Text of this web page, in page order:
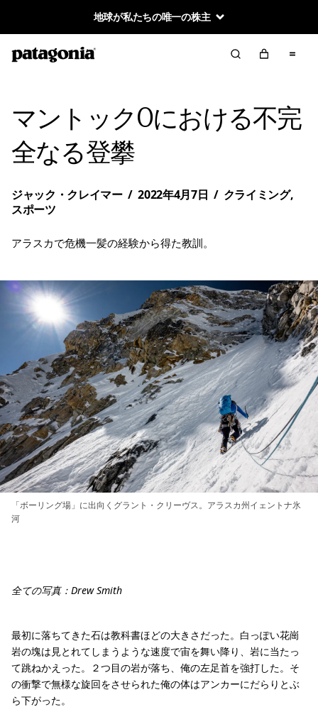
地球が私たちの唯一の株主
マントック0における不完
全なる登攀
ジャック・クレイマー / 2022年4月7日 / クライミング,
スポーツ
アラスカで危機一髪の経験から得た教訓。
「ボーリング場」に出向くグラント・クリーヴス。アラスカ州イェントナ氷
河
全ての写真：Drew Smith
最初に落ちてきた石は教科書ほどの大きさだった。白っぽい花崗
岩の塊は見とれてしまうような速度で宙を舞い降り、岩に当たっ
て跳ねかえった。２つ目の岩が落ち、俺の左足首を強打した。そ
の衝撃で無様な旋回をさせられた俺の体はアンカーにだらりとぶ
ら下がった。